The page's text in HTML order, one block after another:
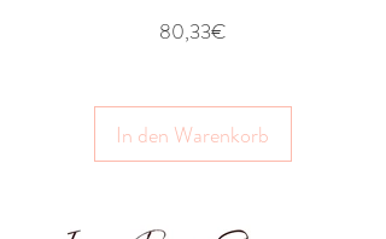
80,33€
In den Warenkorb